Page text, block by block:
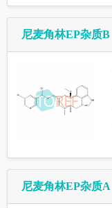
尼麦角林EP杂质B
尼麦角林EP杂质A